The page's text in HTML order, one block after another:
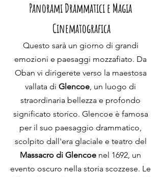
Panorami Drammatici e Magia
Cinematografica
Questo sarà un giorno di grandi
emozioni e paesaggi mozzafiato. Da
Oban vi dirigerete verso la maestosa
vallata di Glencoe, un luogo di
straordinaria bellezza e profondo
significato storico. Glencoe è famosa
per il suo paesaggio drammatico,
scolpito dall'era glaciale e teatro del
Massacro di Glencoe nel 1692, un
evento oscuro nella storia scozzese. Le